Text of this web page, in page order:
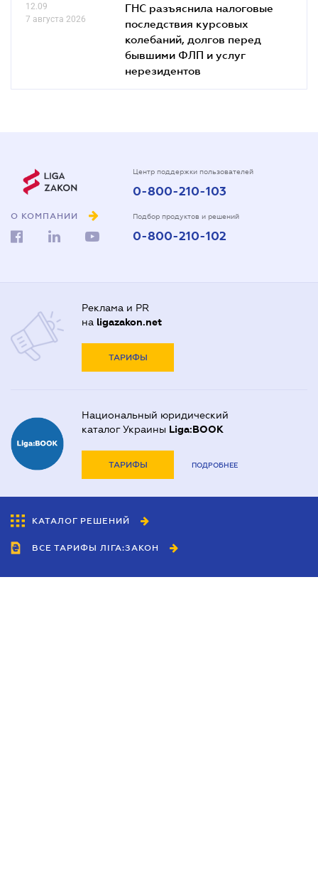
12.09
7 августа 2026
ГНС разъяснила налоговые
последствия курсовых
колебаний, долгов перед
бывшими ФЛП и услуг
нерезидентов
О КОМПАНИИ
Центр поддержки пользователей
0-800-210-103
Подбор продуктов и решений
0-800-210-102
Реклама и PR
на ligazakon.net
ТАРИФЫ
Национальный юридический
каталог Украины Liga:BOOK
ТАРИФЫ ПОДРОБНЕЕ
КАТАЛОГ РЕШЕНИЙ
ВСЕ ТАРИФЫ ЛІГА:ЗАКОН